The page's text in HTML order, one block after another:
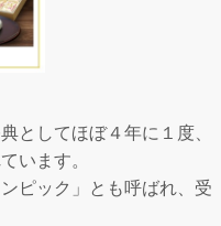
としてほぼ４年に１度、
います。
ピック」とも呼ばれ、受